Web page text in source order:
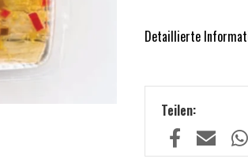
Detaillierte
Teilen: